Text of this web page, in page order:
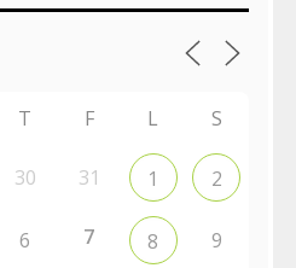
T F L S
30 31 1 2
6 7 8 9